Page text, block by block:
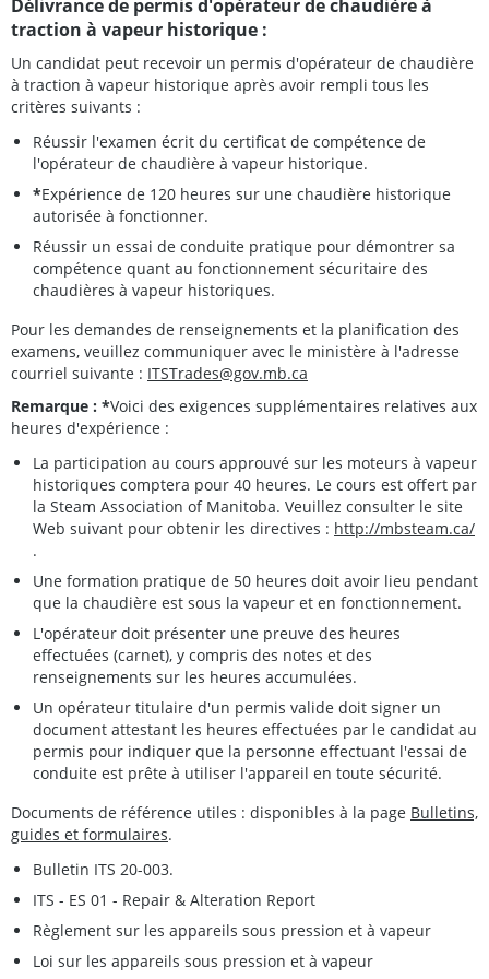
Délivrance de permis d'opérateur de chaudière à
traction à vapeur historique :
Un candidat peut recevoir un permis d'opérateur de chaudière
à traction à vapeur historique après avoir rempli tous les
critères suivants :
Réussir l'examen écrit du certificat de compétence de
l'opérateur de chaudière à vapeur historique.
*Expérience de 120 heures sur une chaudière historique
autorisée à fonctionner.
Réussir un essai de conduite pratique pour démontrer sa
compétence quant au fonctionnement sécuritaire des
chaudières à vapeur historiques.
Pour les demandes de renseignements et la planification des
examens, veuillez communiquer avec le ministère à l'adresse
courriel suivante : ITSTrades@gov.mb.ca
Remarque : *Voici des exigences supplémentaires relatives aux
heures d'expérience :
La participation au cours approuvé sur les moteurs à vapeur
historiques comptera pour 40 heures. Le cours est offert par
la Steam Association of Manitoba. Veuillez consulter le site
Web suivant pour obtenir les directives : http://mbsteam.ca/
.
Une formation pratique de 50 heures doit avoir lieu pendant
que la chaudière est sous la vapeur et en fonctionnement.
L'opérateur doit présenter une preuve des heures
effectuées (carnet), y compris des notes et des
renseignements sur les heures accumulées.
Un opérateur titulaire d'un permis valide doit signer un
document attestant les heures effectuées par le candidat au
permis pour indiquer que la personne effectuant l'essai de
conduite est prête à utiliser l'appareil en toute sécurité.
Documents de référence utiles : disponibles à la page Bulletins,
guides et formulaires.
Bulletin ITS 20-003.
ITS - ES 01 - Repair & Alteration Report
Règlement sur les appareils sous pression et à vapeur
Loi sur les appareils sous pression et à vapeur